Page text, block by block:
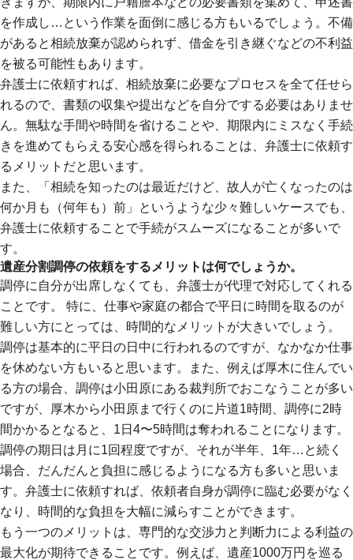
を作成し…という作業を面倒に感じる方もいるでしょう。不備
があると相続放棄が認められず、借金を引き継ぐなどの不利益
を被る可能性もあります。
弁護士に依頼すれば、相続放棄に必要なプロセスを全て任せら
れるので、書類の収集や提出などを自分でする必要はありませ
ん。無駄な手間や時間を省けることや、期限内にミスなく手続
きを進めてもらえる安心感を得られることは、弁護士に依頼す
るメリットだと思います。
また、「相続を知ったのは最近だけど、故人が亡くなったのは
何か月も（何年も）前」というような少々難しいケースでも、
弁護士に依頼することで手続がスムーズになることが多いで
す。
遺産分割調停の依頼をするメリットは何でしょうか。
調停に自分が出席しなくても、弁護士が代理で対応してくれる
ことです。 特に、仕事や家庭の都合で平日に時間を取るのが
難しい方にとっては、時間的なメリットが大きいでしょう。
調停は基本的に平日の日中に行われるのですが、なかなか仕事
を休めない方もいると思います。また、例えば厚木に住んでい
る方の場合、調停は小田原にある裁判所でおこなうことが多い
ですが、厚木から小田原まで行くのに片道1時間、調停に2時
間かかるとなると、1日4〜5時間は奪われることになります。
調停の期日は月に1回程度ですが、それが半年、1年…と続く
場合、だんだんと負担に感じるようになる方も多いと思いま
す。弁護士に依頼すれば、依頼者自身が調停に臨む必要がなく
なり、時間的な負担を大幅に減らすことができます。
もう一つのメリットは、専門的な交渉力と判断力による利益の
最大化が期待できることです。例えば、遺産1000万円を巡る